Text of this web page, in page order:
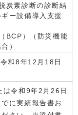
炭素診断の診断結
ー設備導入支援
BCP）（防災機能
）
和8年12月18日
は令和9年2月26日
に実績報告書お